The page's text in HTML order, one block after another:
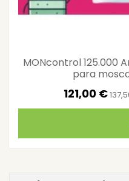
MONcontrol 125.000
para
121,00 €